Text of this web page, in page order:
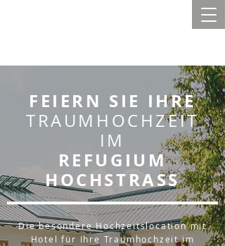
FEIERN SIE IHRE
TRAUMHOCHZEIT
IM
REFUGIUM
HOCHSTRASS
Die besondere Hochzeitslocation mit
Hotel für Ihre Traumhochzeit im